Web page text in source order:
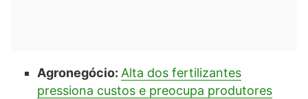
Agronegócio: Alta dos fertilizantes
pressiona custos e preocupa produtores